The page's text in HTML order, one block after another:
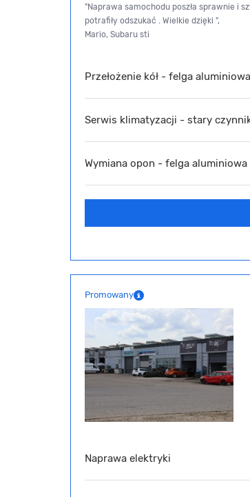
"Naprawa samochodu poszła sprawnie i
potrafiły odszukać . Wielkie dzięki ",
Mario, Subaru sti
Przełożenie kół - felga
Serwis klimatyzacji - stary
Wymiana opon - felga aluminiowa
Promowany
Naprawa elektryki